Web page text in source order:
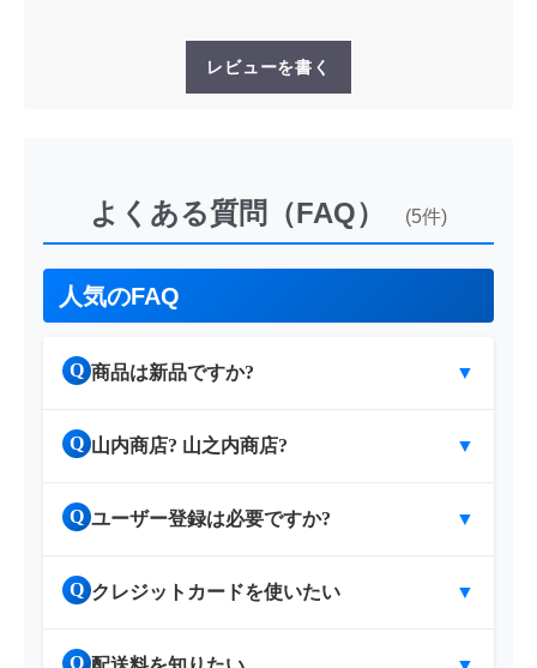
レビューを書く
よくある質問（FAQ） (5件)
人気のFAQ
Q 商品は新品ですか? ▼
Q 山内商店? 山之内商店? ▼
Q ユーザー登録は必要ですか? ▼
Q クレジットカードを使いたい ▼
Q